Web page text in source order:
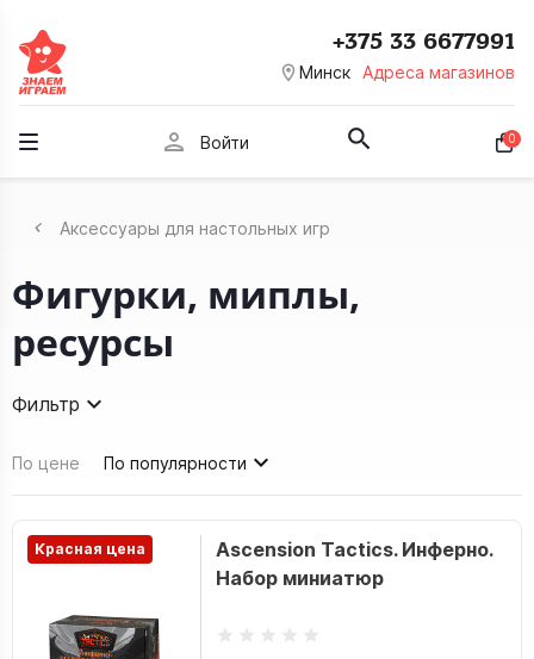
room Минск Адреса магазинов
+375 33 6677991
person Войти 0
Аксессуары для настольных игр
Фигурки, миплы,
ресурсы
Фильтр
По цене По популярности
Красная цена
Ascension Tactics. Инферно.
Набор миниатюр